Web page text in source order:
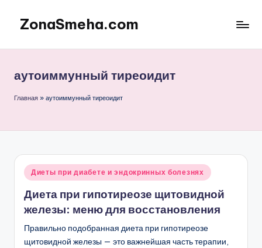
Перейти
содержимому
ZonaSmeha.com
питание
аутоиммунный тиреоидит
Главная » аутоиммунный тиреоидит
Опубликовано
Диеты при диабете и эндокринных болезнях
Диета при гипотиреозе щитовидной
железы: меню для восстановления
Правильно подобранная диета при гипотиреозе
щитовидной железы — это важнейшая часть терапии,